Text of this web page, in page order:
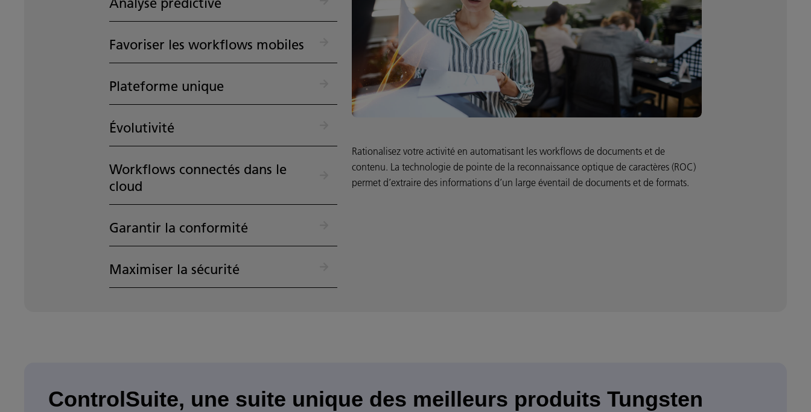
Favoriser les workflows mobiles
Plateforme unique
Évolutivité
Workflows connectés dans le
cloud
Garantir la conformité
Maximiser la sécurité
Rationalisez votre activité en automatisant les workflows de documents et de
contenu. La technologie de pointe de la reconnaissance optique de caractères (ROC)
permet d’extraire des informations d’un large éventail de documents et de formats.
ControlSuite, une suite unique des meilleurs produits Tungsten